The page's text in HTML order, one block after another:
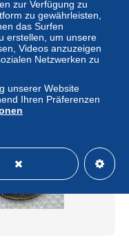
$
Gewerblicher Händler
zur Verfügung zu
zu gewährleisten,
das Surfen
erstellen, um unsere
Videos anzuzeigen
Netzwerken zu
unserer Website
Ihren Präferenzen